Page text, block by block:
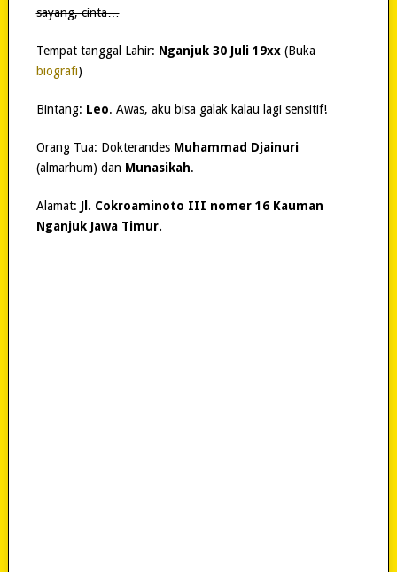
sayang, cinta…
Tempat tanggal Lahir: Nganjuk 30 Juli 19xx(Buka
biografi)
Bintang: Leo. Awas, aku bisa galak kalau lagi sensitif!
Orang Tua: Dokterandes Muhammad Djainuri
(almarhum) dan Munasikah.
Alamat: Jl. Cokroaminoto III nomer 16 Kauman
Nganjuk Jawa Timur.